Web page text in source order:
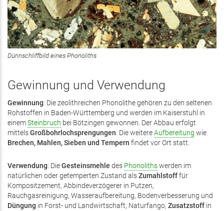
Dünnschliffbild eines Phonoliths
Gewinnung und Verwendung
Gewinnung: Die zeolithreichen Phonolithe gehören zu den seltenen
Rohstoffen in Baden-Württemberg und werden im Kaiserstuhl in
einemSteinbruch bei Bötzingen gewonnen. Der Abbau erfolgt
mittelsGroßbohrlochsprengungen. Die weitereAufbereitung wie
Brechen, Mahlen, Sieben und Tempern findet vor Ort statt.
Verwendung: DieGesteinsmehle des Phonolithswerden im
natürlichen oder getemperten Zustand alsZumahlstofffür
Kompositzement, Abbindeverzögerer in Putzen,
Rauchgasreinigung, Wasseraufbereitung, Bodenverbesserung und
Düngung in Forst- und Landwirtschaft, Naturfango, Zusatzstoff in